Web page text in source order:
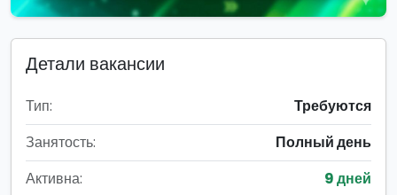
Детали вакансии
Тип:
Требуются
Занятость:
Полный день
Активна:
9 дней